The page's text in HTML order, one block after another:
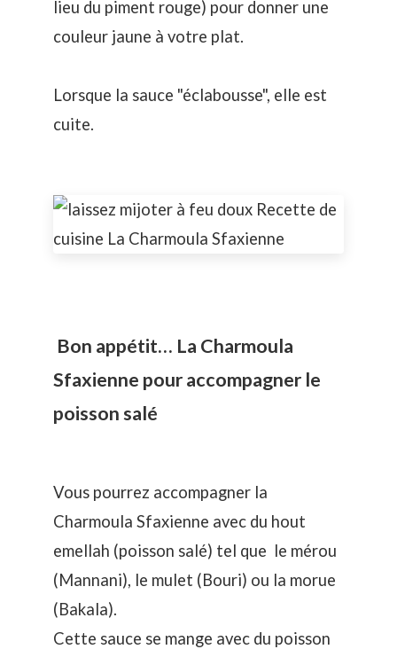
lieu du piment rouge) pour donner une
couleur jaune à votre plat.
Lorsque la sauce "éclabousse", elle est
cuite.
Bon appétit… La Charmoula
Sfaxienne pour accompagner le
poisson salé
Vous pourrez accompagner la
Charmoula Sfaxienne avec du hout
emellah (poisson salé) tel que le mérou
(Mannani), le mulet (Bouri) ou la morue
(Bakala).
Cette sauce se mange avec du poisson